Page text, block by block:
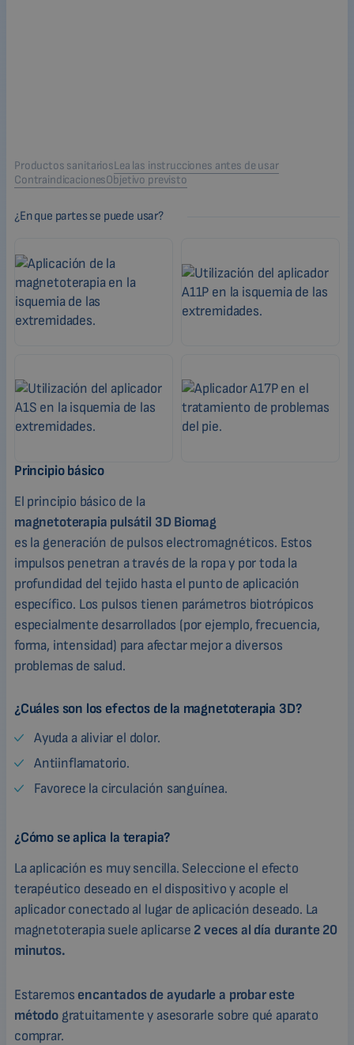
Productos sanitariosLea las instrucciones antes de usar
ContraindicacionesObjetivo previsto
¿En que partes se puede usar?
Principio básico
El principio básico de la
magnetoterapia pulsátil 3D Biomag
es la generación de pulsos electromagnéticos. Estos
impulsos penetran a través de la ropa y por toda la
profundidad del tejido hasta el punto de aplicación
específico. Los pulsos tienen parámetros biotrópicos
especialmente desarrollados (por ejemplo, frecuencia,
forma, intensidad) para afectar mejor a diversos
problemas de salud.
¿Cuáles son los efectos de la magnetoterapia 3D?
Ayuda a aliviar el dolor.
Antiinflamatorio.
Favorece la circulación sanguínea.
¿Cómo se aplica la terapia?
La aplicación es muy sencilla. Seleccione el efecto
terapéutico deseado en el dispositivo y acople el
aplicador conectado al lugar de aplicación deseado. La
magnetoterapia suele aplicarse 2 veces al día durante 20
minutos.
Estaremos encantados de ayudarle a probar este
método gratuitamente y asesorarle sobre qué aparato
comprar.